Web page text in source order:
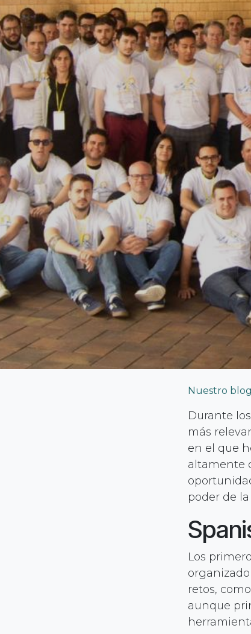
Nuestro blog
Durante
más
en el que
altamente
poder de
Los
retos,
aunque